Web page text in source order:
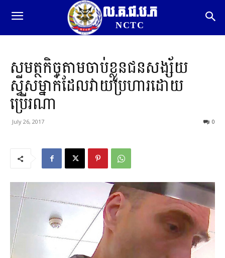
ល.គ.ជ.ប.ភ
NCTC
សមត្ថកិច្ចតាមចាប់ខ្លួនជនសង្ស័យ
ស្វីសម្នាក់ដែលវាយប្រហារដោយ
ប្រើរណា
July 26, 2017 0